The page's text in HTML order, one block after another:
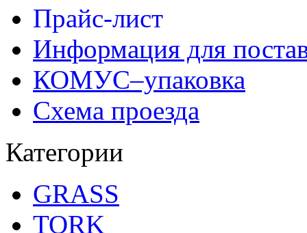
Прайс-лист
Информация для
КОМУС–упаковка
Схема проезда
Категории
GRASS
TORK